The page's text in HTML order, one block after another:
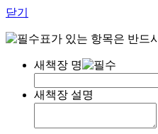
닫기
표가 있는 항목은 반드
새책장 명
새책장 설명